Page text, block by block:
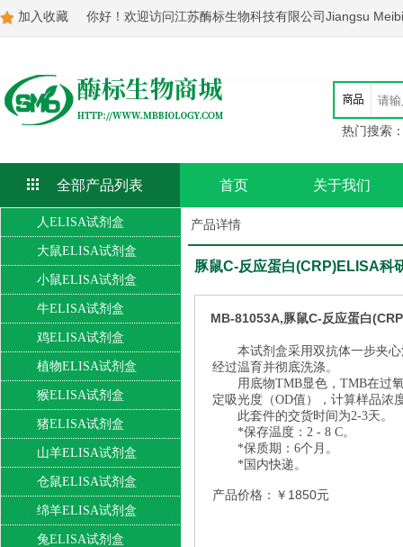
加入收藏 你好！欢迎访问江苏酶标生物科技有限公司Jiangsu
热门搜索
全部产品列表 首页 关于我们
人ELISA试剂盒
大鼠ELISA试剂盒
小鼠ELISA试剂盒
牛ELISA试剂盒
鸡ELISA试剂盒
植物ELISA试剂盒
猴ELISA试剂盒
猪ELISA试剂盒
山羊ELISA试剂盒
仓鼠ELISA试剂盒
绵羊ELISA试剂盒
兔ELISA试剂盒
产品详情
豚鼠C-反应蛋白(CRP)ELISA科
MB-81053A,豚鼠C-反应蛋白
本试剂盒采用双抗体一步夹
经过温育并彻底洗涤。
用底物TMB显色，TMB在过
定吸光度（OD值），计算样品浓
此套件的交货时间为2-3天。
*保存温度：2 - 8 C。
*保质期：6个月。
*国内快递。
产品价格：￥1850元